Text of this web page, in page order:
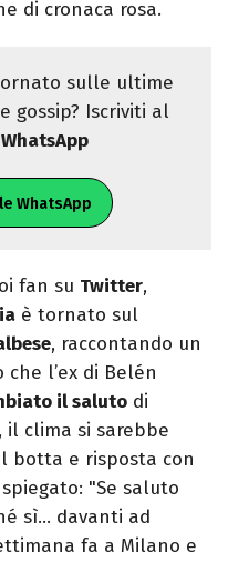
di cronaca rosa.
sulle ultime
gossip? Iscriviti al
WhatsApp
WhatsApp
fan su Twitter,
è tornato sul
, raccontando un
l’ex di Belén
il saluto di
il clima si sarebbe
botta e risposta con
"Se saluto
sì… davanti ad
fa a Milano e